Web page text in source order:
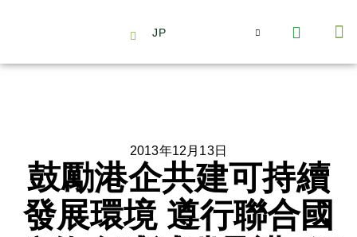
JP
2013年12月13日
鼓勵港企共建可持續
發展環境 遵行聯合國